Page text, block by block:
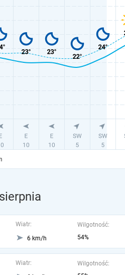
Wiatr:
6 km/h
Wilgotność:
54%
Wiatr:
Wilgotność: